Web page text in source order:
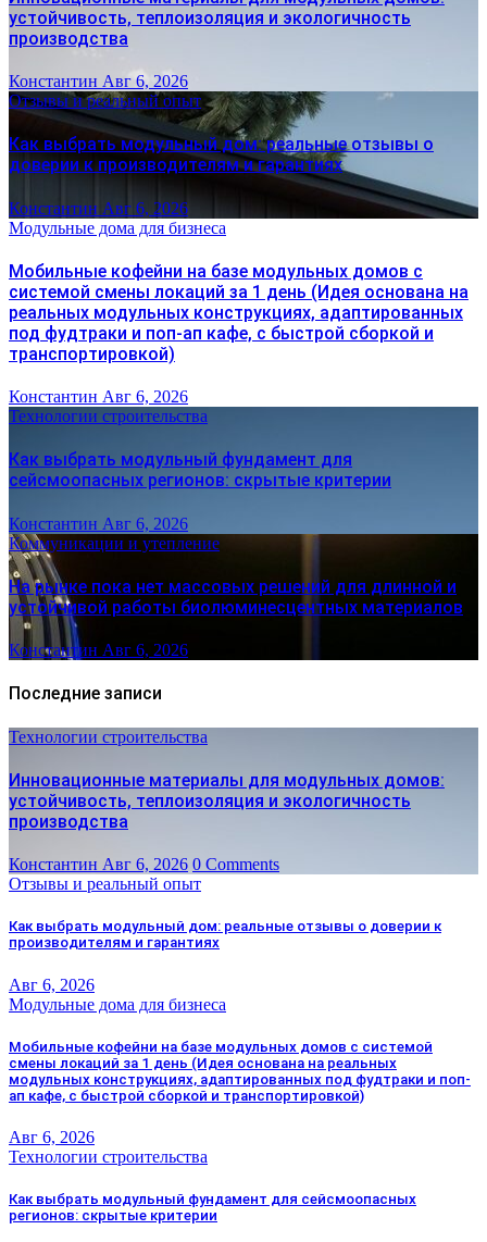
устойчивость, теплоизоляция и экологичность
производства
Константин Авг 6, 2026
Отзывы и реальный опыт
Как выбрать модульный дом: реальные отзывы о
доверии к производителям и гарантиях
Константин Авг 6, 2026
Модульные дома для бизнеса
Мобильные кофейни на базе модульных домов с
системой смены локаций за 1 день (Идея основана на
реальных модульных конструкциях, адаптированных
под фудтраки и поп-ап кафе, с быстрой сборкой и
транспортировкой)
Константин Авг 6, 2026
Технологии строительства
Как выбрать модульный фундамент для
сейсмоопасных регионов: скрытые критерии
Константин Авг 6, 2026
Коммуникации и утепление
На рынке пока нет массовых решений для длинной и
устойчивой работы биолюминесцентных материалов
Константин Авг 6, 2026
Последние записи
Технологии строительства
Инновационные материалы для модульных домов:
устойчивость, теплоизоляция и экологичность
производства
Константин Авг 6, 2026 0 Comments
Отзывы и реальный опыт
Как выбрать модульный дом: реальные отзывы о доверии к
производителям и гарантиях
Авг 6, 2026
Модульные дома для бизнеса
Мобильные кофейни на базе модульных домов с системой
смены локаций за 1 день (Идея основана на реальных
модульных конструкциях, адаптированных под фудтраки и поп-
ап кафе, с быстрой сборкой и транспортировкой)
Авг 6, 2026
Технологии строительства
Как выбрать модульный фундамент для сейсмоопасных
регионов: скрытые критерии